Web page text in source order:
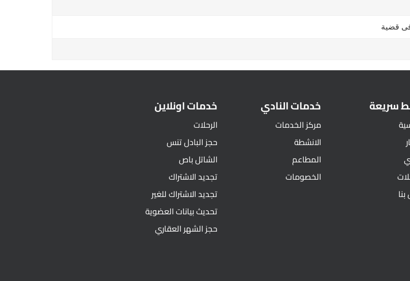
قضية
سريعة خدمات النادي
مركز الخدمات
الانشطة
المطاعم
الخصومات
خدمات اونلاين
الرحلات
حجز البادل تنس
الشاتل باص
تجديد الاشتراك
تجديد الاشتراك للغير
تحديث بيانات العضوية
حجز الشهر العقاري